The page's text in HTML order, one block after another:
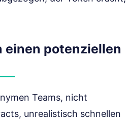
einen potenziellen
Teams, nicht
unrealistisch schnellen